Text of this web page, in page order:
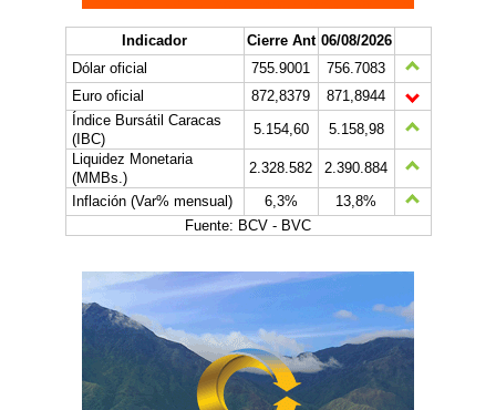
Indicador Cierre Ant 06/08/2026
Dólar oficial
755.9001
756.7083
Euro oficial
872,8379
871,8944
Índice Bursátil Caracas
(IBC)
5.154,60
5.158,98
Liquidez Monetaria
(MMBs.)
2.328.582
2.390.884
Inflación (Var% mensual)
6,3%
13,8%
Fuente: BCV - BVC